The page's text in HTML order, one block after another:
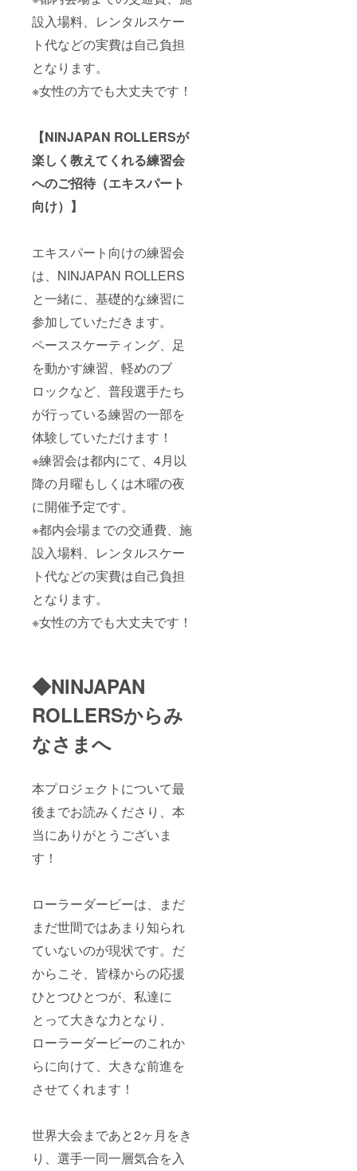
設入場料、レンタルスケー
ト代などの実費は自己負担
となります。
※女性の方でも大丈夫です！
【NINJAPAN ROLLERSが
楽しく教えてくれる練習会
へのご招待（エキスパート
向け）】
エキスパート向けの練習会
は、NINJAPAN ROLLERS
と一緒に、基礎的な練習に
参加していただきます。
ペーススケーティング、足
を動かす練習、軽めのブ
ロックなど、普段選手たち
が行っている練習の一部を
体験していただけます！
※練習会は都内にて、4月以
降の月曜もしくは木曜の夜
に開催予定です。
※都内会場までの交通費、施
設入場料、レンタルスケー
ト代などの実費は自己負担
となります。
※女性の方でも大丈夫です！
◆NINJAPAN
ROLLERSからみ
なさまへ
本プロジェクトについて最
後までお読みくださり、本
当にありがとうございま
す！
ローラーダービーは、まだ
まだ世間ではあまり知られ
ていないのが現状です。だ
からこそ、皆様からの応援
ひとつひとつが、私達に
とって大きな力となり、
ローラーダービーのこれか
らに向けて、大きな前進を
させてくれます！
世界大会まであと2ヶ月をき
り、選手一同一層気合を入